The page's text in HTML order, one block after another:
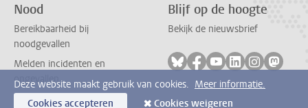
Nood
Bereikbaarheid bij
noodgevallen
Melden incidenten en
ongevallen
Blijf op de hoogte
Bekijk de nieuwsbrief
Volg ons op bluesky
Volg ons op facebook
Volg ons op
Volg ons op
Volg ons
Volg
Deze website maakt gebruik van cookies. Meer informatie.
Cookies accepteren
Cookies weigeren